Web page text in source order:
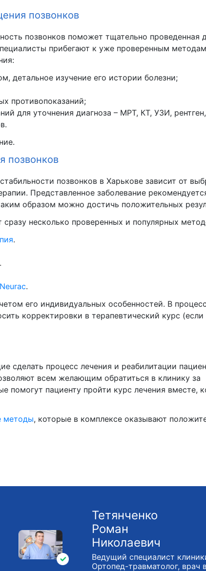
позвонков
позвонков поможет тщательно проведенная
прибегают к уже проверенным методам
детальное изучение его истории болезни;
противопоказаний;
для уточнения диагноза – МРТ, КТ, УЗИ,
позвонков
позвонков в Харькове зависит от
Представленное заболевание
образом можно достичь положительных
несколько проверенных и популярных
.
.
Neurac.
его индивидуальных особенностей. В
корректировки в терапевтический курс (если
сделать процесс лечения и реабилитации
всем желающим обратиться в клинику за
пациенту пройти курс лечения вместе,
методы, которые в комплексе оказывают
Тетянченко
Роман
Николаевич
Ведущий специалист
Ортопед-травматолог, врач